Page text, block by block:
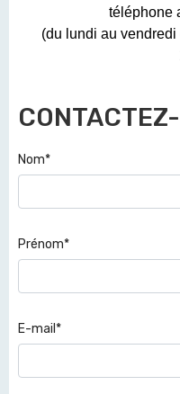
téléphone
(du lundi au
Nom*
Prénom*
E-mail*